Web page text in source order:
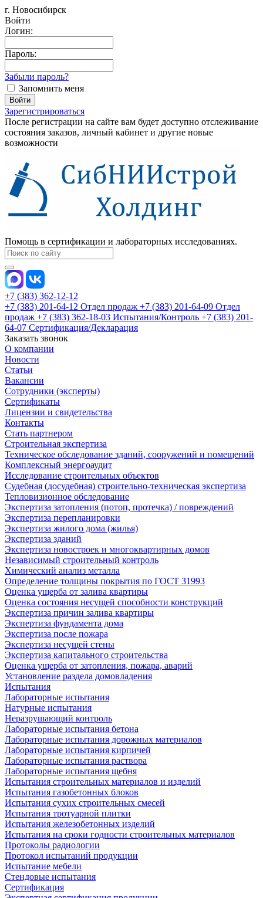
г. Новосибирск
Войти
Логин:
Пароль:
Забыли пароль?
Запомнить меня
Зарегистрироваться
После регистрации на сайте вам будет доступно отслеживание
состояния заказов, личный кабинет и другие новые
возможности
Помощь в сертификации и лабораторных исследованиях.
+7 (383) 362-12-12
+7 (383) 201-64-12 Отдел продаж +7 (383) 201-64-09 Отдел
продаж +7 (383) 362-18-03 Испытания/Контроль +7 (383) 201-
64-07 Сертификация/Декларация
Заказать звонок
О компании
Новости
Статьи
Вакансии
Сотрудники (эксперты)
Сертификаты
Лицензии и свидетельства
Контакты
Стать партнером
Строительная экспертиза
Техническое обследование зданий, сооружений и помещений
Комплексный энергоаудит
Исследование строительных объектов
Судебная (досудебная) строительно-техническая экспертиза
Тепловизионное обследование
Экспертиза затопления (потоп, протечка) / повреждений
Экспертиза перепланировки
Экспертиза жилого дома (жилья)
Экспертиза зданий
Экспертиза новостроек и многоквартирных домов
Независимый строительный контроль
Химический анализ металла
Определение толщины покрытия по ГОСТ 31993
Оценка ущерба от залива квартиры
Оценка состояния несущей способности конструкций
Экспертиза причин залива квартиры
Экспертиза фундамента дома
Экспертиза после пожара
Экспертиза несущей стены
Экспертиза капитального строительства
Оценка ущерба от затопления, пожара, аварий
Установление раздела домовладения
Испытания
Лабораторные испытания
Натурные испытания
Неразрушающий контроль
Лабораторные испытания бетона
Лабораторные испытания дорожных материалов
Лабораторные испытания кирпичей
Лабораторные испытания раствора
Лабораторные испытания щебня
Испытания строительных материалов и изделий
Испытания газобетонных блоков
Испытания сухих строительных смесей
Испытания тротуарной плитки
Испытания железобетонных изделий
Испытания на сроки годности строительных материалов
Протоколы радиологии
Протокол испытаний продукции
Испытание мебели
Стендовые испытания
Сертификация